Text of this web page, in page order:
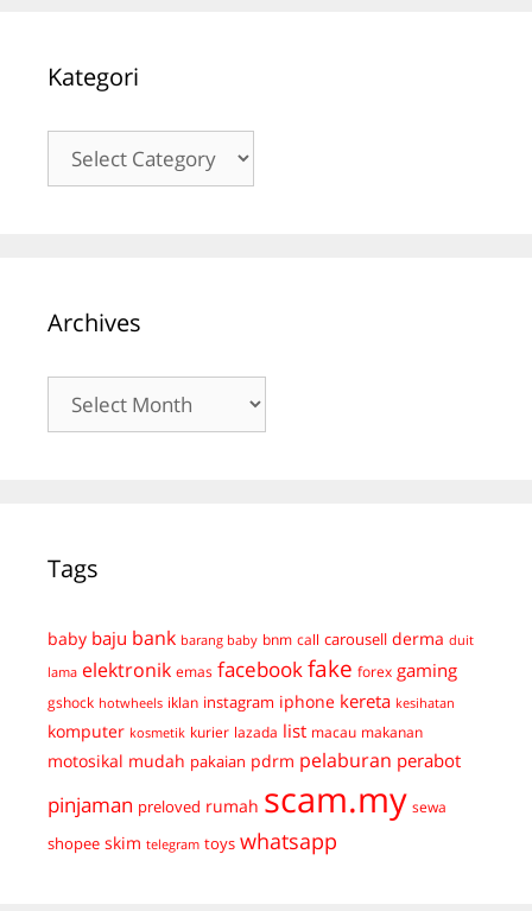
Kategori
Kategori
Archives
Archives
Tags
baby baju bank barang baby bnm call carousell derma duit
lama elektronik emas facebookfake forex gaming
gshock hotwheels iklan instagram iphone kereta kesihatan
komputer kosmetik kurier lazada list macau makanan
motosikal mudah pakaian pdrm pelaburan perabot
pinjaman preloved rumah scam.my sewa
shopee skim telegram toys whatsapp